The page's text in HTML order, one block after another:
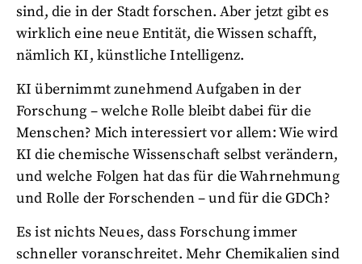
sind, die in der Stadt forschen. Aber jetzt gibt es
wirklich eine neue Entität, die Wissen schafft,
nämlich KI, künstliche Intelligenz.
KI übernimmt zunehmend Aufgaben in der
Forschung – welche Rolle bleibt dabei für die
Menschen? Mich interessiert vor allem: Wie wird
KI die chemische Wissenschaft selbst verändern,
und welche Folgen hat das für die Wahrnehmung
und Rolle der Forschenden – und für die GDCh?
Es ist nichts Neues, dass Forschung immer
schneller voranschreitet. Mehr Chemikalien sind